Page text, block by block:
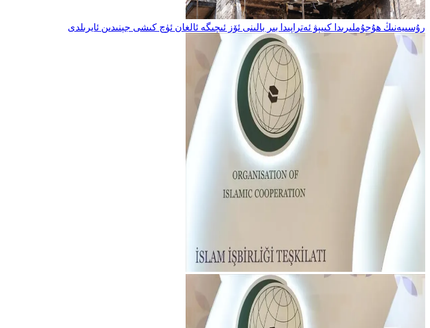
رۇسىيەنىڭ ھۇجۇملىرىدا كىيېۋ ئەتراپىدا بىر بالىنى ئۆز ئىچىگە ئالغان ئۈچ كىشى جېنىدىن ئايرىلدى